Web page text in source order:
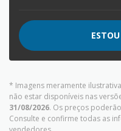
* Imagens meramente
não estar disponíveis nas
31/08/2026. Os preços
Consulte e confirme todas as